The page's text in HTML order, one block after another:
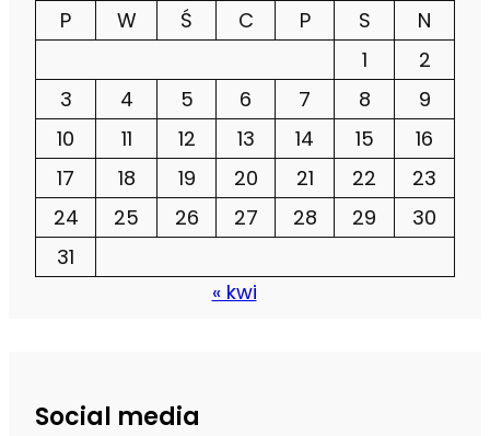
P
W Ś C P S
N
1
2
3
4 5 6 7 8
9
10
11 12 13 14 15
16
17
18 19 20 21 22
23
24
25 26 27 28 29
30
31
« kwi
Social media